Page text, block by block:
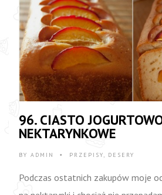
96. CIASTO
NEKTARYNKOWE
BY ADMIN • PRZEPISY, DESERY
Podczas ostatnich zakupów moje